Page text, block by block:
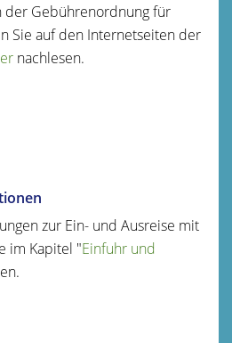
der Gebührenordnung für
Sie auf den Internetseiten der
nachlesen.
zur Ein- und Ausreise mit
im Kapitel "Einfuhr und